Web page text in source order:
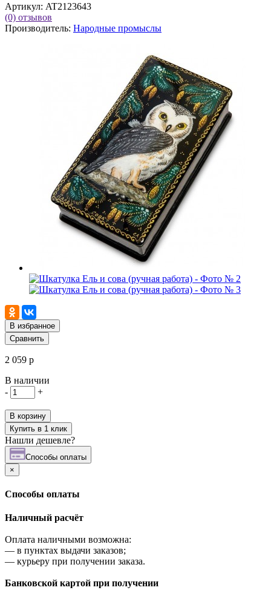
Артикул: AT2123643
(0) отзывов
Производитель: Народные промыслы
В избранное
Сравнить
2 059 р
В наличии
-
+
В корзину
Купить в 1 клик
Нашли дешевле?
Cпособы оплаты
×
Cпособы оплаты
Наличный расчёт
Оплата наличными возможна:
— в пунктах выдачи заказов;
— курьеру при получении заказа.
Банковской картой при получении